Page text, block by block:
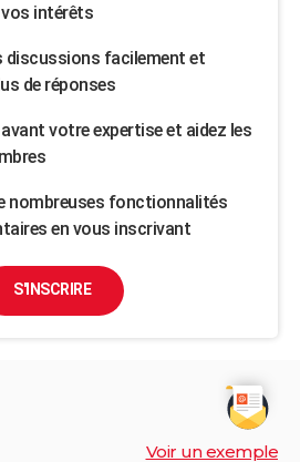
intérêts
discussions facilement et
de réponses
votre expertise et aidez les
nombreuses fonctionnalités
en vous inscrivant
S'INSCRIRE
Voir un exemple